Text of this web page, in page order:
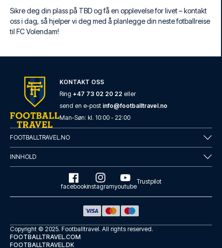
Sikre deg din plass på TBD og få en opplevelse for livet – kontakt
oss i dag, så hjelper vi deg med å planlegge din neste fotballreise
til FC Volendam!
KONTAKT OSS
Ring +47 73 02 20 22 eller
send en e-post info@footballtravel.no
Man-Søn: kl. 10:00 - 22:00
FOOTBALLTRAVEL.NO
INNHOLD
facebookinstagramyoutube
Trustpilot
Copyright © 2025. Footballtravel. All rights reserved.
FOOTBALLTRAVEL.COM
FOOTBALLTRAVEL.DK